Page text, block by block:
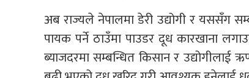
अब राज्यले नेपालमा डेरी उद्योगी र यससँग
पायक पर्ने ठाउँमा पाउडर दूध कारखाना
ब्याजदरमा सम्बन्धित किसान र